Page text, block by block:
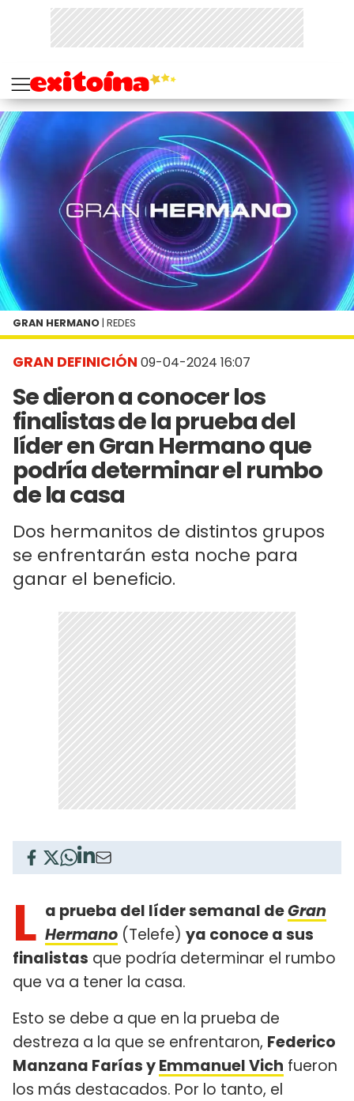
GRAN DEFINICIÓN 09-04-2024 16:07
Se dieron a conocer los
finalistas de la prueba del
líder en Gran Hermano que
podría determinar el rumbo
de la casa
Dos hermanitos de distintos grupos
se enfrentarán esta noche para
ganar el beneficio.
GRAN HERMANO | REDES
L a prueba del líder semanal deGran
Hermano (Telefe) ya conoce a sus
finalistas que podría determinar el rumbo
que va a tener la casa.
Esto se debe a que en la prueba de
destreza a la que se enfrentaron, Federico
Manzana Farías yEmmanuel Vich fueron
los más destacados. Por lo tanto, el